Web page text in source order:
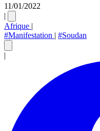
11/01/2022
|
Afrique |
#Manifestation | #Soudan
|